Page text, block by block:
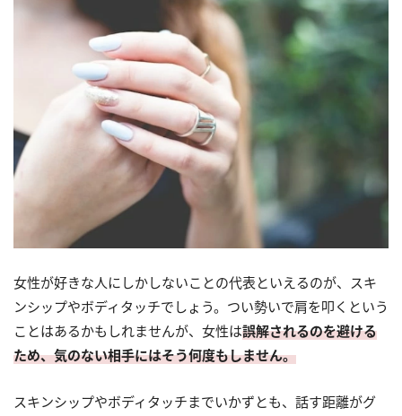
女性が好きな人にしかしないことの代表といえるのが、スキ
ンシップやボディタッチでしょう。つい勢いで肩を叩くという
ことはあるかもしれませんが、女性は誤解されるのを避ける
ため、気のない相手にはそう何度もしません。
スキンシップやボディタッチまでいかずとも、話す距離がグ